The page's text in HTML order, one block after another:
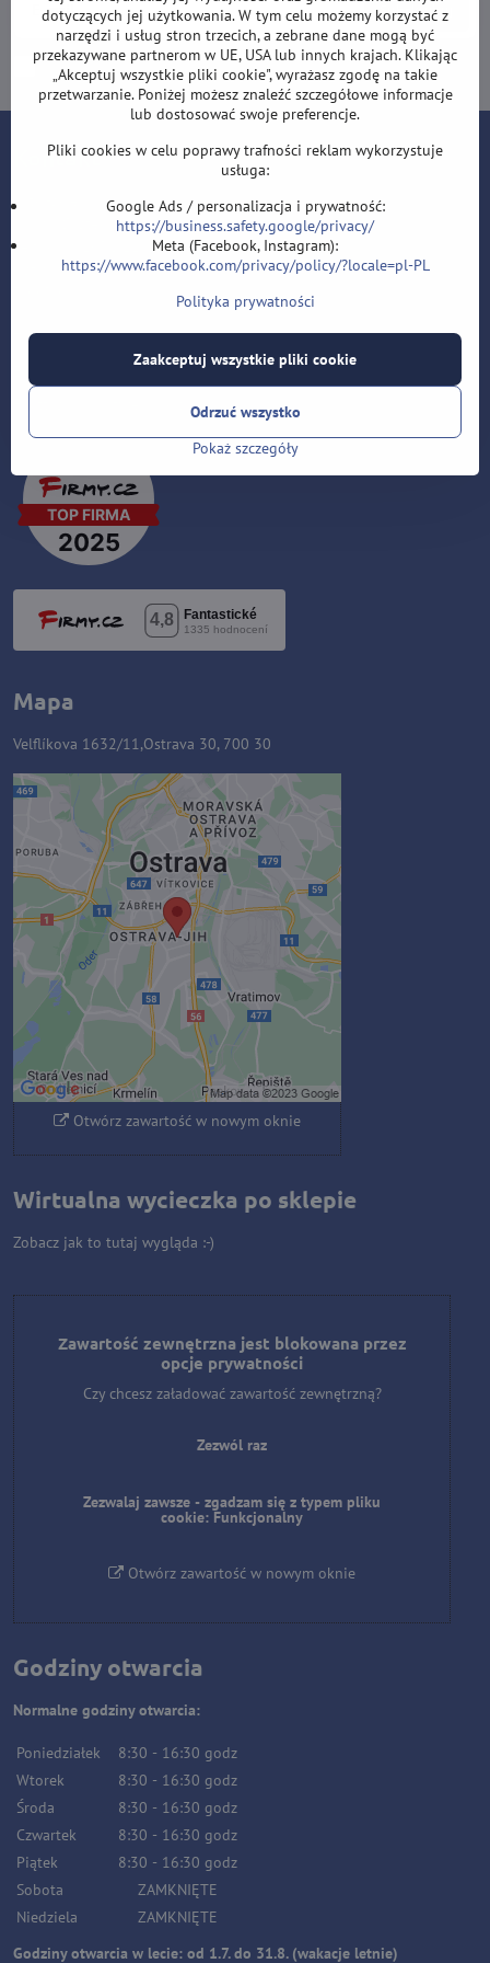
Subskrybuj
Chcę zapisać się do newslettera przez e-mail
Kontakt
Lotki-sklep.pl
Velflíkova 1632/11
Ostrava-Hrabůvka
T: +420 553 038 721
nfo@lotki-sklep.pl
https://www.facebook.com/sipky.obchod/
Mapa
Velflíkova 1632/11,Ostrava 30, 700 30
Zawartość zewnętrzna jest
blokowana przez opcje
prywatności
Czy chcesz załadować zawartość
zewnętrzną?
Zezwól raz
Zezwalaj zawsze - zgadzam się z
typem pliku cookie: Funkcjonalny
Otwórz zawartość w nowym oknie
Wirtualna wycieczka po sklepie
Zobacz jak to tutaj wygląda :-)
Zawartość zewnętrzna jest blokowana przez
opcje prywatności
Czy chcesz załadować zawartość zewnętrzną?
Zezwól raz
Zezwalaj zawsze - zgadzam się z typem pliku
cookie: Funkcjonalny
Otwórz zawartość w nowym oknie
Godziny otwarcia
Normalne godziny otwarcia:
Poniedziałek 8:30 - 16:30 godz
Wtorek
8:30 - 16:30 godz
Środa
8:30 - 16:30 godz
Czwartek
8:30 - 16:30 godz
Piątek
8:30 - 16:30 godz
Sobota
ZAMKNIĘTE
Niedziela
ZAMKNIĘTE
Godziny otwarcia w lecie: od 1.7. do 31.8. (wakacje letnie)
dotyczących jej użytkowania. W tym celu możemy korzystać z
narzędzi i usług stron trzecich, a zebrane dane mogą być
przekazywane partnerom w UE, USA lub innych krajach. Klikając
„Akceptuj wszystkie pliki cookie", wyrażasz zgodę na takie
przetwarzanie. Poniżej możesz znaleźć szczegółowe informacje
lub dostosować swoje preferencje.
Pliki cookies w celu poprawy trafności reklam wykorzystuje
usługa:
Google Ads / personalizacja i prywatność:
https://business.safety.google/privacy/
Meta (Facebook, Instagram):
https://www.facebook.com/privacy/policy/?locale=pl-PL
Polityka prywatności
Pokaż szczegóły
Zaakceptuj wszystkie pliki cookie
Odrzuć wszystko